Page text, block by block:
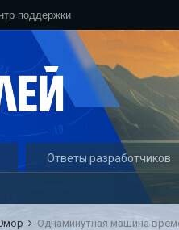
поддержки
Ответы разработчиков
Однаминутная машина